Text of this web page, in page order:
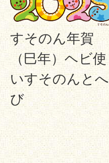
すそのん年賀
（巳年）ヘビ使
いすそのんとへ
び